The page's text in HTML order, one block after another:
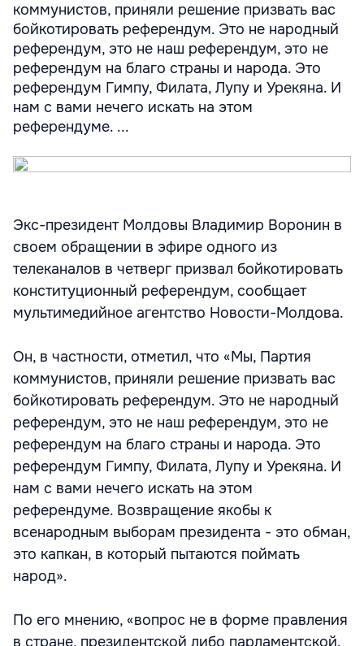
коммунистов, приняли решение призвать вас
бойкотировать референдум. Это не народный
референдум, это не наш референдум, это не
референдум на благо страны и народа. Это
референдум Гимпу, Филата, Лупу и Урекяна. И
нам с вами нечего искать на этом
референдуме. ...
Экс-президент Молдовы Владимир Воронин в
своем обращении в эфире одного из
телеканалов в четверг призвал бойкотировать
конституционный референдум, сообщает
мультимедийное агентство Новости-Молдова.
Он, в частности, отметил, что «Мы, Партия
коммунистов, приняли решение призвать вас
бойкотировать референдум. Это не народный
референдум, это не наш референдум, это не
референдум на благо страны и народа. Это
референдум Гимпу, Филата, Лупу и Урекяна. И
нам с вами нечего искать на этом
референдуме. Возвращение якобы к
всенародным выборам президента - это обман,
это капкан, в который пытаются поймать
народ».
По его мнению, «вопрос не в форме правления
в стране, президентской либо парламентской.